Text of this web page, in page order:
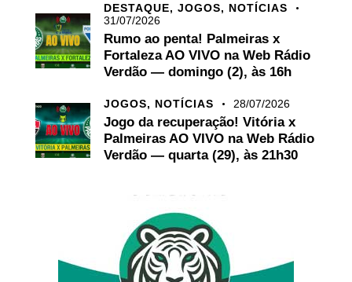
DESTAQUE, JOGOS, NOTÍCIAS
31/07/2026
Rumo ao penta! Palmeiras x
Fortaleza AO VIVO na Web Rádio
Verdão — domingo (2), às 16h
JOGOS, NOTÍCIAS 28/07/2026
Jogo da recuperação! Vitória x
Palmeiras AO VIVO na Web Rádio
Verdão — quarta (29), às 21h30